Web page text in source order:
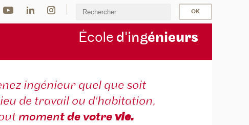
École d'ingénieurs
ingénieur quel que soit
de travail ou d'habitation,
moment de votrevie.